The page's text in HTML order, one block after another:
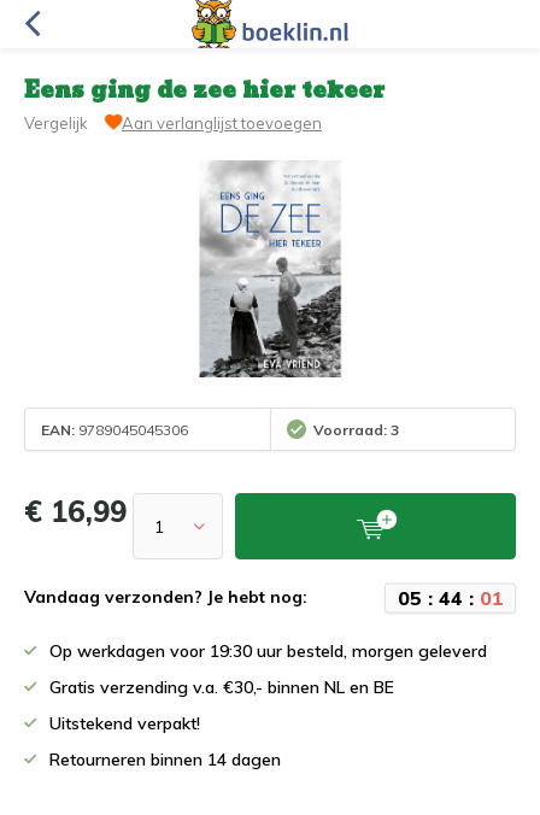
Eens ging de zee hier tekeer
Vergelijk Aan verlanglijst toevoegen
EAN: 9789045045306 Voorraad: 3
€ 16,99
Vandaag verzonden? Je hebt nog: 05 : 44 : 01
Op werkdagen voor 19:30 uur besteld, morgen geleverd
Gratis verzending v.a. €30,- binnen NL en BE
Uitstekend verpakt!
Retourneren binnen 14 dagen